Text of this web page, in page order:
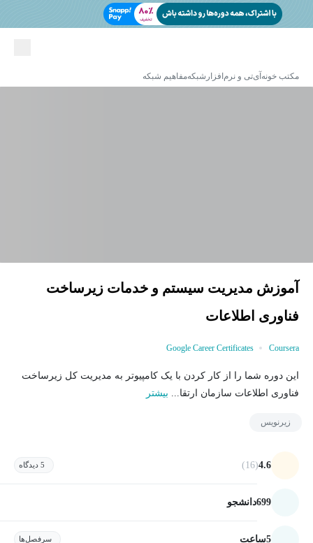
مکتب خونه آی‌تی و نرم‌افزار شبکهمفاهیم شبکه
آموزش مدیریت سیستم و خدمات زیرساخت
فناوری اطلاعات
Coursera
Google Career Certificates
این دوره شما را از کار کردن با یک کامپیوتر به مدیریت کل زیرساخت
فناوری اطلاعات سازمان ارتقا... بیشتر
زیرنویس
4.6
(16) 5 دیدگاه
699دانشجو
5ساعت سرفصل‌ها